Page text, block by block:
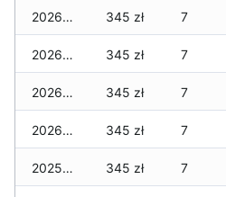
2026-01-04 345 zł 7
2026-01-03 345 zł 7
2026-01-02 345 zł 7
2026-01-01 345 zł 7
2025-12-31 345 zł 7